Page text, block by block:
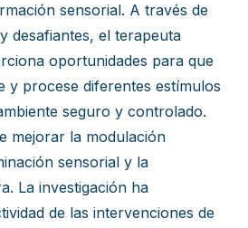
sensorial. A través de
desafiantes, el terapeuta
oportunidades para que
y procese diferentes estímulos
seguro y controlado.
mejorar la modulación
sensorial y la
La investigación ha
de las intervenciones de